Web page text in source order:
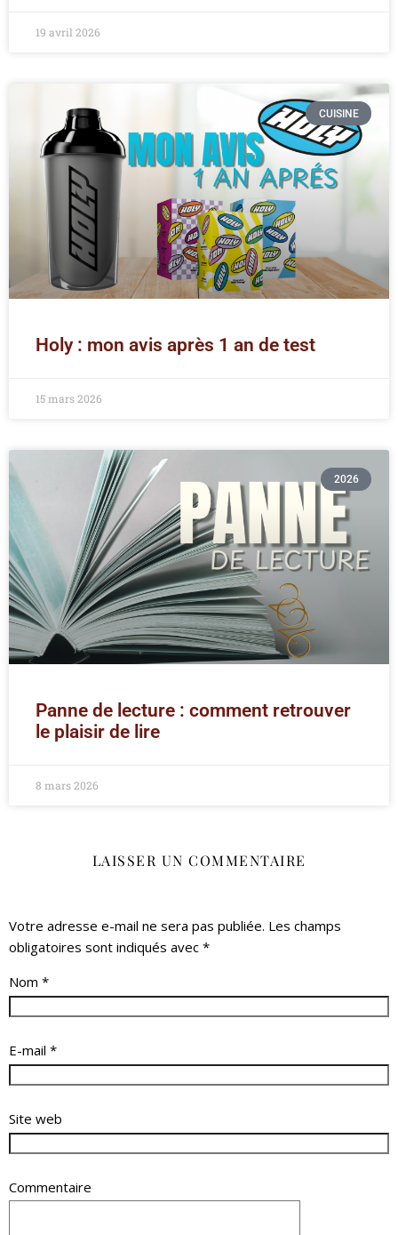
19 avril 2026
CUISINE
Holy : mon avis après 1 an de test
15 mars 2026
2026
Panne de lecture : comment retrouver
le plaisir de lire
8 mars 2026
LAISSER UN COMMENTAIRE
Votre adresse e-mail ne sera pas publiée. Les champs
obligatoires sont indiqués avec *
Nom *
E-mail *
Site web
Commentaire